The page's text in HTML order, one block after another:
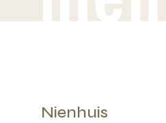
Nienhuis